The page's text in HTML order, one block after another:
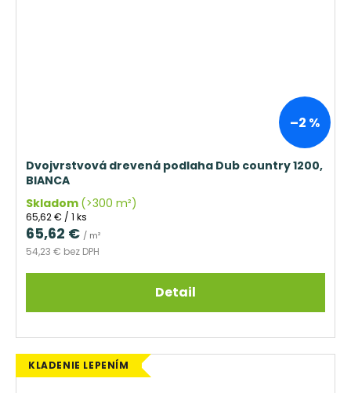
–2 %
Dvojvrstvová drevená podlaha Dub country 1200,
BIANCA
Skladom (>300 m²)
54,23 € bez DPH
65,62 € / m²
Jednotková
cena:
65,62 € / 1 ks
Detail
KLADENIE LEPENÍM